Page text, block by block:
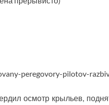
peregovory-pilotov-
осмотр крыльев,